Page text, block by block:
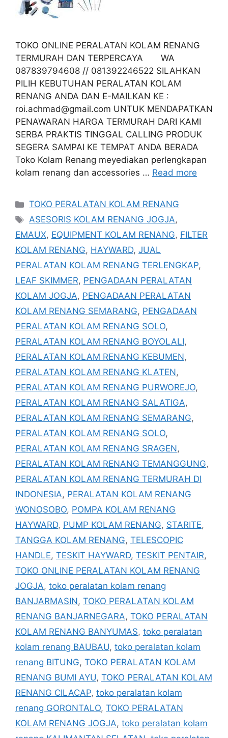
TOKO ONLINE PERALATAN KOLAM RENANG
TERMURAH DAN TERPERCAYA WA
087839794608 // 081392246522 SILAHKAN
PILIH KEBUTUHAN PERALATAN KOLAM
RENANG ANDA DAN E-MAILKAN KE :
roi.achmad@gmail.com UNTUK MENDAPATKAN
PENAWARAN HARGA TERMURAH DARI KAMI
SERBA PRAKTIS TINGGAL CALLING PRODUK
SEGERA SAMPAI KE TEMPAT ANDA BERADA
Toko Kolam Renang meyediakan perlengkapan
kolam renang dan accessories … Read more
Categories
TOKO PERALATAN KOLAM RENANG
Tags
ASESORIS KOLAM RENANG JOGJA,
EMAUX, EQUIPMENT KOLAM RENANG, FILTER
KOLAM RENANG, HAYWARD, JUAL
PERALATAN KOLAM RENANG TERLENGKAP,
LEAF SKIMMER, PENGADAAN PERALATAN
KOLAM JOGJA, PENGADAAN PERALATAN
KOLAM RENANG SEMARANG, PENGADAAN
PERALATAN KOLAM RENANG SOLO,
PERALATAN KOLAM RENANG BOYOLALI,
PERALATAN KOLAM RENANG KEBUMEN,
PERALATAN KOLAM RENANG KLATEN,
PERALATAN KOLAM RENANG PURWOREJO,
PERALATAN KOLAM RENANG SALATIGA,
PERALATAN KOLAM RENANG SEMARANG,
PERALATAN KOLAM RENANG SOLO,
PERALATAN KOLAM RENANG SRAGEN,
PERALATAN KOLAM RENANG TEMANGGUNG,
PERALATAN KOLAM RENANG TERMURAH DI
INDONESIA, PERALATAN KOLAM RENANG
WONOSOBO, POMPA KOLAM RENANG
HAYWARD, PUMP KOLAM RENANG, STARITE,
TANGGA KOLAM RENANG, TELESCOPIC
HANDLE, TESKIT HAYWARD, TESKIT PENTAIR,
TOKO ONLINE PERALATAN KOLAM RENANG
JOGJA, toko peralatan kolam renang
BANJARMASIN, TOKO PERALATAN KOLAM
RENANG BANJARNEGARA, TOKO PERALATAN
KOLAM RENANG BANYUMAS, toko peralatan
kolam renang BAUBAU, toko peralatan kolam
renang BITUNG, TOKO PERALATAN KOLAM
RENANG BUMI AYU, TOKO PERALATAN KOLAM
RENANG CILACAP, toko peralatan kolam
renang GORONTALO, TOKO PERALATAN
KOLAM RENANG JOGJA, toko peralatan kolam